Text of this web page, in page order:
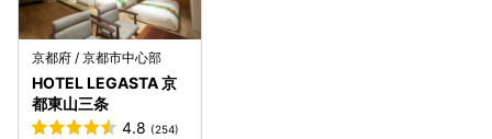
京都府 / 京都市中心部
HOTEL LEGASTA 京
都東山三条
4.8 (254)